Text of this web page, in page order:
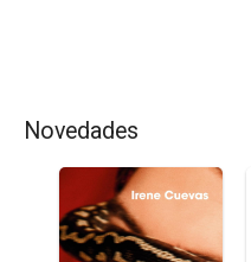
Novedades